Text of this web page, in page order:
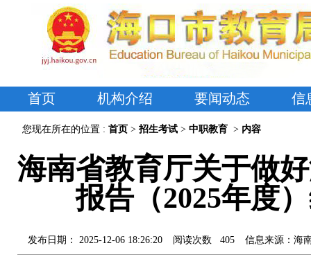
首页 机构介绍 要闻动态 信
您现在所在的位置 : 首页 > 招生考试 > 中职教育 > 内容
海南省教育厅关于做
报告（2025年度
发布日期： 2025-12-06 18:26:20 阅读次数 405 信息来源： 海